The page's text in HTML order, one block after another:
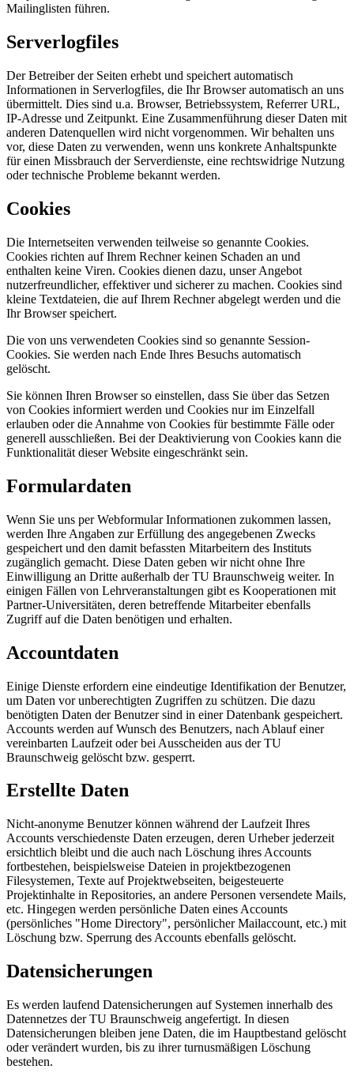
Mailinglisten führen.
Serverlogfiles
Der Betreiber der Seiten erhebt und speichert automatisch
Informationen in Serverlogfiles, die Ihr Browser automatisch an uns
übermittelt. Dies sind u.a. Browser, Betriebssystem, Referrer URL,
IP-Adresse und Zeitpunkt. Eine Zusammenführung dieser Daten mit
anderen Datenquellen wird nicht vorgenommen. Wir behalten uns
vor, diese Daten zu verwenden, wenn uns konkrete Anhaltspunkte
für einen Missbrauch der Serverdienste, eine rechtswidrige Nutzung
oder technische Probleme bekannt werden.
Cookies
Die Internetseiten verwenden teilweise so genannte Cookies.
Cookies richten auf Ihrem Rechner keinen Schaden an und
enthalten keine Viren. Cookies dienen dazu, unser Angebot
nutzerfreundlicher, effektiver und sicherer zu machen. Cookies sind
kleine Textdateien, die auf Ihrem Rechner abgelegt werden und die
Ihr Browser speichert.
Die von uns verwendeten Cookies sind so genannte Session-
Cookies. Sie werden nach Ende Ihres Besuchs automatisch
gelöscht.
Sie können Ihren Browser so einstellen, dass Sie über das Setzen
von Cookies informiert werden und Cookies nur im Einzelfall
erlauben oder die Annahme von Cookies für bestimmte Fälle oder
generell ausschließen. Bei der Deaktivierung von Cookies kann die
Funktionalität dieser Website eingeschränkt sein.
Formulardaten
Wenn Sie uns per Webformular Informationen zukommen lassen,
werden Ihre Angaben zur Erfüllung des angegebenen Zwecks
gespeichert und den damit befassten Mitarbeitern des Instituts
zugänglich gemacht. Diese Daten geben wir nicht ohne Ihre
Einwilligung an Dritte außerhalb der TU Braunschweig weiter. In
einigen Fällen von Lehrveranstaltungen gibt es Kooperationen mit
Partner-Universitäten, deren betreffende Mitarbeiter ebenfalls
Zugriff auf die Daten benötigen und erhalten.
Accountdaten
Einige Dienste erfordern eine eindeutige Identifikation der Benutzer,
um Daten vor unberechtigten Zugriffen zu schützen. Die dazu
benötigten Daten der Benutzer sind in einer Datenbank gespeichert.
Accounts werden auf Wunsch des Benutzers, nach Ablauf einer
vereinbarten Laufzeit oder bei Ausscheiden aus der TU
Braunschweig gelöscht bzw. gesperrt.
Erstellte Daten
Nicht-anonyme Benutzer können während der Laufzeit Ihres
Accounts verschiedenste Daten erzeugen, deren Urheber jederzeit
ersichtlich bleibt und die auch nach Löschung ihres Accounts
fortbestehen, beispielsweise Dateien in projektbezogenen
Filesystemen, Texte auf Projektwebseiten, beigesteuerte
Projektinhalte in Repositories, an andere Personen versendete Mails,
etc. Hingegen werden persönliche Daten eines Accounts
(persönliches "Home Directory", persönlicher Mailaccount, etc.) mit
Löschung bzw. Sperrung des Accounts ebenfalls gelöscht.
Datensicherungen
Es werden laufend Datensicherungen auf Systemen innerhalb des
Datennetzes der TU Braunschweig angefertigt. In diesen
Datensicherungen bleiben jene Daten, die im Hauptbestand gelöscht
oder verändert wurden, bis zu ihrer turnusmäßigen Löschung
bestehen.